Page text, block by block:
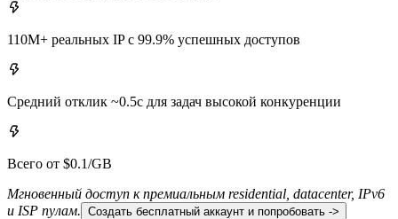
110M+ реальных IP с 99.9% успешных доступов
Средний отклик ~0.5с для задач высокой конкуренции
Всего от $0.1/GB
Мгновенный доступ к премиальным residential, datacenter, IPv6
и ISP пулам. Создать бесплатный аккаунт и попробовать ->